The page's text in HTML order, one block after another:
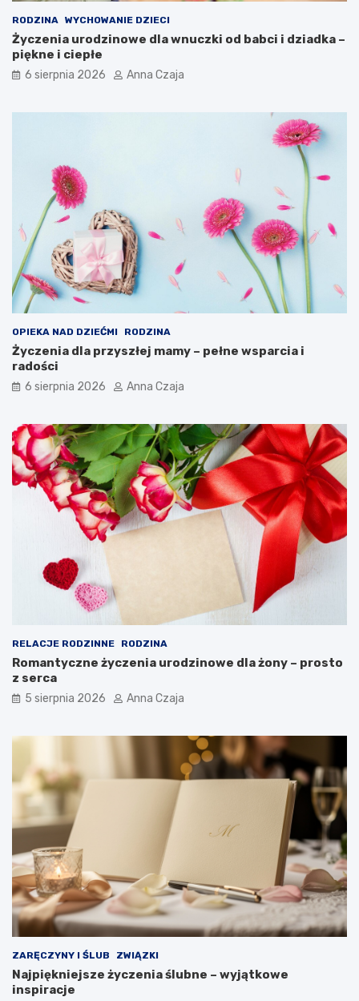
RODZINA WYCHOWANIE DZIECI
Życzenia urodzinowe dla wnuczki od babci i dziadka –
piękne i ciepłe
6 sierpnia 2026 Anna Czaja
OPIEKA NAD DZIEĆMI RODZINA
Życzenia dla przyszłej mamy – pełne wsparcia i
radości
6 sierpnia 2026 Anna Czaja
RELACJE RODZINNE RODZINA
Romantyczne życzenia urodzinowe dla żony – prosto
z serca
5 sierpnia 2026 Anna Czaja
ZARĘCZYNY I ŚLUB ZWIĄZKI
Najpiękniejsze życzenia ślubne – wyjątkowe
inspiracje